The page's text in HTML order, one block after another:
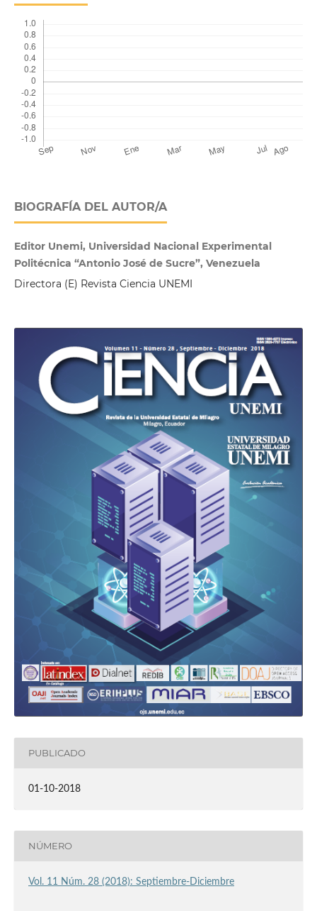
BIOGRAFÍA DEL AUTOR/A
Editor Unemi, Universidad Nacional Experimental
Politécnica “Antonio José de Sucre”, Venezuela
Directora (E) Revista Ciencia UNEMI
PUBLICADO
01-10-2018
NÚMERO
Vol. 11 Núm. 28 (2018): Septiembre-Diciembre